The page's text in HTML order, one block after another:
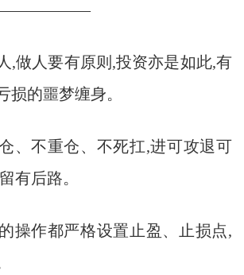
人要有原则,投资亦是如此,有
损的噩梦缠身。
不重仓、不死扛,进可攻退可
有后路。
作都严格设置止盈、止损点,